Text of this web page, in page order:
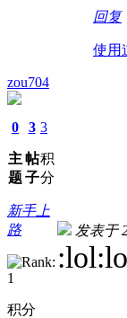
回复
使用
zou704
0
主
题
3
帖
子
3
积
分
新手上
路
积分
发表于